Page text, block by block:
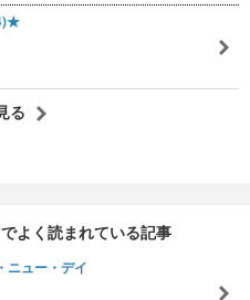
る
でよく読まれている記事
ニュー・デイ